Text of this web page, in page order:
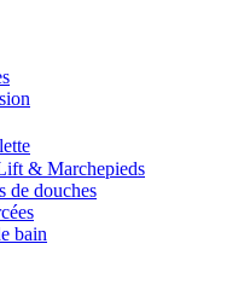
& Marchepieds
de douches
bain